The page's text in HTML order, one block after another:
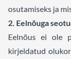
osutamiseks ja
2. Eelnõuga
Eelnõus ei ole
kirjeldatud